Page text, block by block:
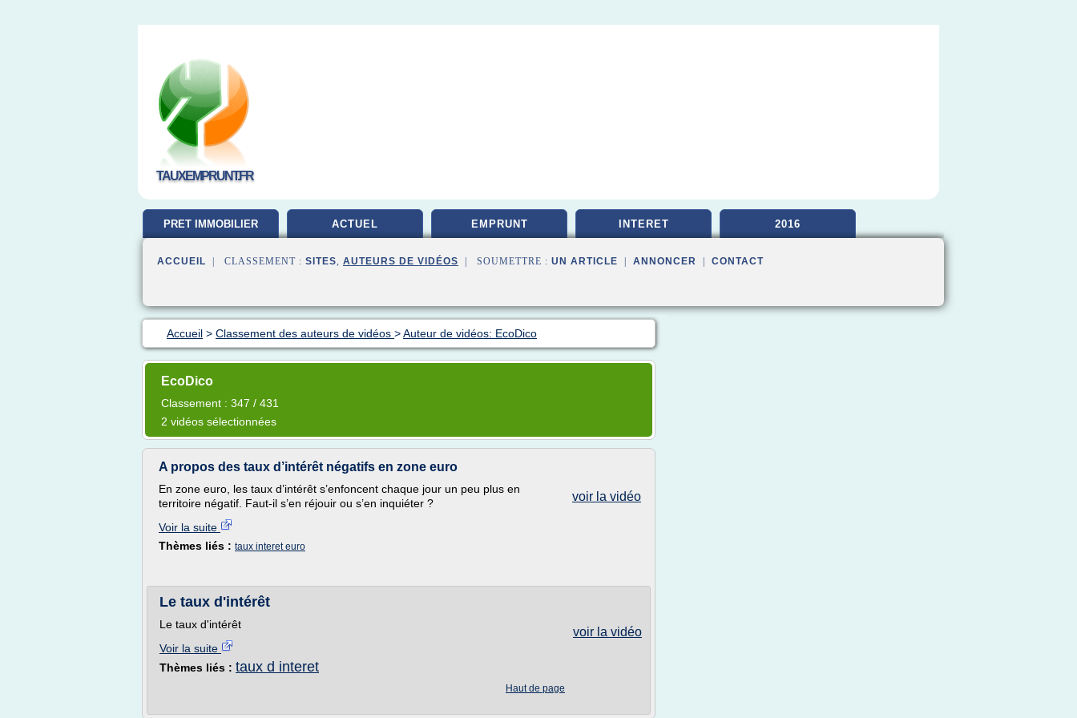
TAUXEMPRUNT.FR
PRET IMMOBILIER ACTUEL EMPRUNT INTERET 2016
ACCUEIL | CLASSEMENT : SITES, AUTEURS DE VIDÉOS | SOUMETTRE : UN ARTICLE ANNONCER CONTACT
Accueil > Classement des auteurs de vidéos >Auteur de vidéos: EcoDico
EcoDico
Classement : 347 / 431
2 vidéos sélectionnées
A propos des taux d’intérêt négatifs en zone euro
voir la vidéo
En zone euro, les taux d’intérêt s’enfoncent chaque jour un peu plus en
territoire négatif. Faut-il s’en réjouir ou s’en inquiéter ?
Voir la suite
Thèmes liés : taux interet euro
Le taux d'intérêt
voir la vidéo
Le taux d'intérêt
Voir la suite
Thèmes liés : taux d interet
Haut de page